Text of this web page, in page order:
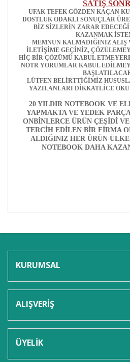
SATIŞ
UFAK TEFEK GÖZDEN KAÇAN
DOSTLUK ODAKLI SONUÇLAR
BİZ SİZLERİN ZARAR
KAZANMAK
MEMNUN KALMADIĞINIZ ALIŞ
İLETİŞİME GEÇİNİZ,
HİÇ BİR ÇÖZÜMÜ KABUL
NOTR YORUMLAR KABUL
LÜTFEN BELİRTTİĞİMİZ
YAZILANLARI DİKKATLİCE
20 YILDIR NOTEBOOK VE
YAPMAKTA VE YEDEK
ONBİNLERCE ÜRÜN ÇEŞİDİ
TERCİH EDİLEN BİR FİRMA
ALDIĞINIZ HER ÜRÜN
NOTEBOOK DAHA
diğer konularda yetersiz
Görüş ve önerileriniz için teşekkür
Ürün açıklamasında eksik
Ürün bilgilerinde hatalar
Ürün fiyatı diğer sitelerden daha
KURUMSAL
ALIŞVERİŞ
ÜYELİK